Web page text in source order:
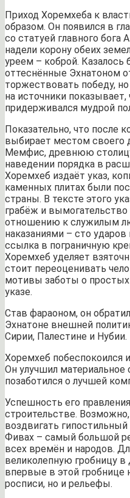
Приход Хоремхеба к
образом. Он появился в
со статуей главного бога
надели корону обеих
уреем – коброй.
оттеснённые Эхнатоном
торжествовать победу,
на источники
придерживался мудрой
Показательно, что после
выбирает местом своего
Мемфис, древнюю
наведении порядка в
Хоремхеб издаёт указ,
каменных плитах были
страны. В тексте этого
грабёж и
отношению к служилым
наказаниями – сто ударов
ссылка в пограничную
Хоремхеб уделяет
стоит переоценивать
мотивы заботы о
указе.
Став фараоном, он
Эхнатоне внешней
Сирии, Палестине и Нубии.
Хоремхеб побеспокоился
Он улучшил материальное
позаботился о лучшей
Успешность его
строительстве.
воздвигать
Фивах – самый большой
всех времён и народов.
великолепную гробницу
впервые в этой гробнице
росписи, но и рельефы.